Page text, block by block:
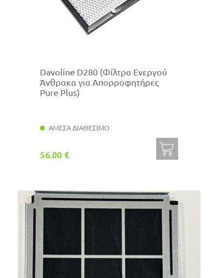
Davoline D280 (Φίλτρα Ενεργού
Άνθρακα για Απορροφητήρες
Pure Plus)
ΑΜΕΣΑ ΔΙΑΘΕΣΙΜΟ
56.00 €